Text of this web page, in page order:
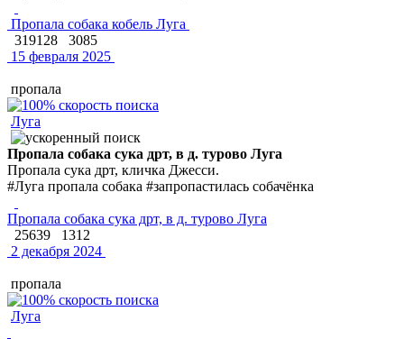
Пропала собака кобель Луга
319128
3085
15 февраля 2025
пропала
Луга
Пропала собака сука дрт, в д. турово Луга
Пропала сука дрт, кличка Джесси.
#Луга пропала собака #запропастилась собачёнка
Пропала собака сука дрт, в д. турово Луга
25639
1312
2 декабря 2024
пропала
Луга